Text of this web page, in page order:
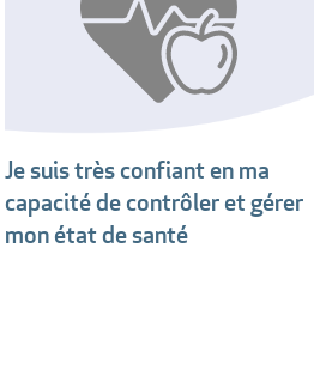
Je suis très confiant en ma
capacité de contrôler et gérer
mon état de santé